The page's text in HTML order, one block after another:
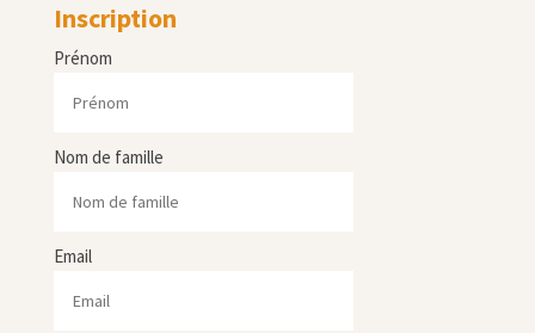
Inscription
Prénom
Nom de famille
Email